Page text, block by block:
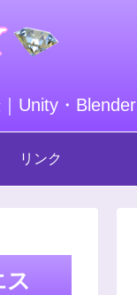
Unity・Blender
リンク
ス